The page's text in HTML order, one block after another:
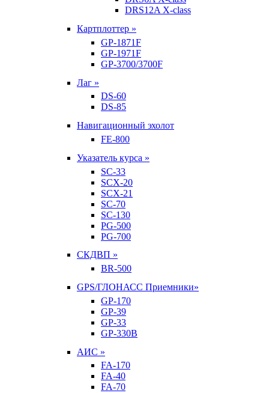
DRS12A X-class
Картплоттер »
GP-1871F
GP-1971F
GP-3700/3700F
Лаг »
DS-60
DS-85
Навигационный эхолот
FE-800
Указатель курса »
SC-33
SCX-20
SCX-21
SC-70
SC-130
PG-500
PG-700
СКДВП »
BR-500
GPS/ГЛОНАСС Приемники»
GP-170
GP-39
GP-33
GP-330B
АИС »
FA-170
FA-40
FA-70